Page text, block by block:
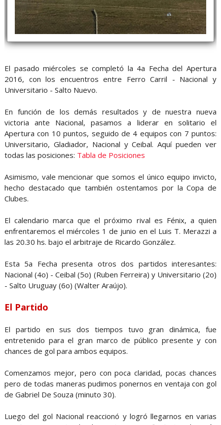
El pasado miércoles se completó la 4a Fecha del Apertura
2016, con los encuentros entre Ferro Carril - Nacional y
Universitario - Salto Nuevo.
En función de los demás resultados y de nuestra nueva
victoria ante Nacional, pasamos a liderar en solitario el
Apertura con 10 puntos, seguido de 4 equipos con 7 puntos:
Universitario, Gladiador, Nacional y Ceibal. Aquí pueden ver
todas las posiciones: Tabla de Posiciones
Asimismo, vale mencionar que somos el único equipo invicto,
hecho destacado que también ostentamos por la Copa de
Clubes.
El calendario marca que el próximo rival es Fénix, a quien
enfrentaremos el miércoles 1 de junio en el Luis T. Merazzi a
las 20.30 hs. bajo el arbitraje de Ricardo González.
Esta 5a Fecha presenta otros dos partidos interesantes:
Nacional (4o) - Ceibal (5o) (Ruben Ferreira) y Universitario (2o)
- Salto Uruguay (6o) (Walter Araújo).
El Partido
El partido en sus dos tiempos tuvo gran dinámica, fue
entretenido para el gran marco de público presente y con
chances de gol para ambos equipos.
Comenzamos mejor, pero con poca claridad, pocas chances
pero de todas maneras pudimos ponernos en ventaja con gol
de Gabriel De Souza (minuto 30).
Luego del gol Nacional reaccionó y logró llegarnos en varias